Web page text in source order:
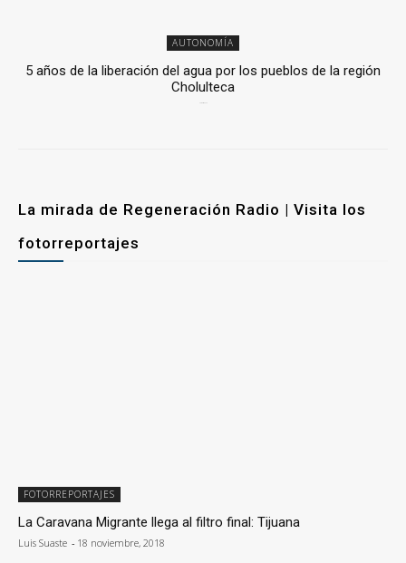
AUTONOMÍA
5 años de la liberación del agua por los pueblos de la región
Cholulteca
La mirada de Regeneración Radio | Visita los
fotorreportajes
FOTORREPORTAJES
La Caravana Migrante llega al filtro final: Tijuana
Luis Suaste - 18 noviembre, 2018